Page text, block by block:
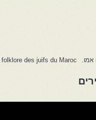
אמו. des juifs du Maroc